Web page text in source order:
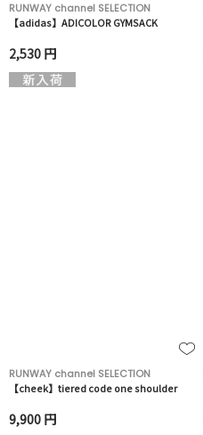
RUNWAY channel SELECTION
【adidas】ADICOLOR GYMSACK
2,530 円
RUNWAY channel SELECTION
【cheek】tiered code one shoulder
9,900 円